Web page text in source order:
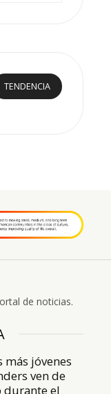
TENDENCIA
de noticias.
más jóvenes
ven de
durante el